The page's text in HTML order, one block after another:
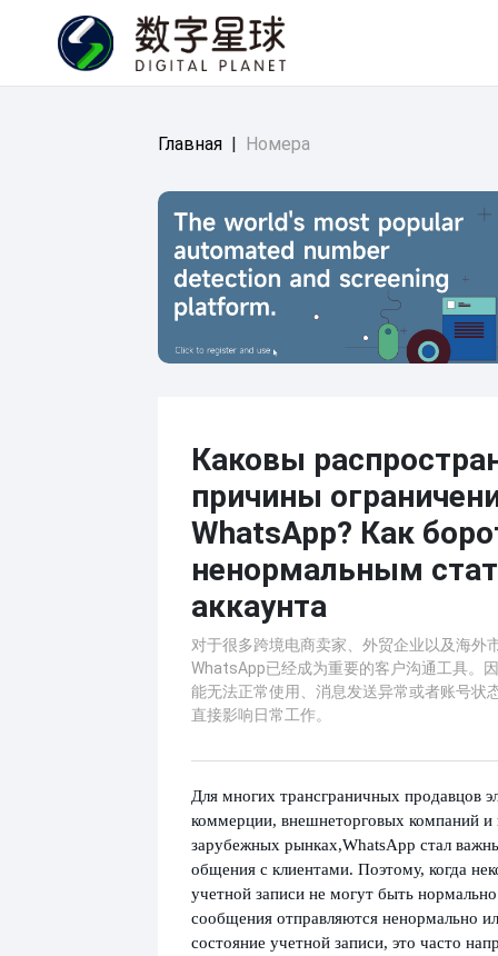
Главная | Номера
Каковы
причины
WhatsApp? Как
ненормальным
аккаунта
对于很多跨境电商卖家、外贸企业以及海外
WhatsApp已经成为重要的客户沟通工具。
能无法正常使用、消息发送异常或者账号状
直接影响日常工作。
Для многих трансграничных продавцов
коммерции, внешнеторговых компаний и
зарубежных рынках,WhatsApp стал
общения с клиентами. Поэтому, когда
учетной записи не могут быть
сообщения отправляются ненормально
состояние учетной записи, это часто